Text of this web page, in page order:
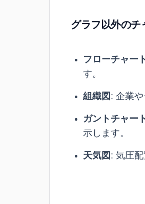
グラフ以外のチ
フローチャー
す。
組織図 : 企業
ガントチャー
示します。
天気図 : 気圧